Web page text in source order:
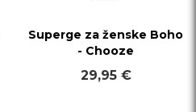
Superge za ženske Boho
- Chooze
29,95 €